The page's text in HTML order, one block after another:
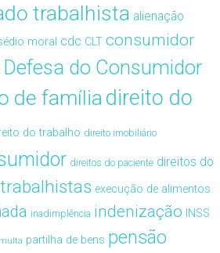
trabalhista alienação
moral cdc CLT consumidor
do Consumidor
de famíliadireito do
do trabalho direito imobiliário
direitos do paciente direitos do
execução de alimentos
inadimplência indenização INSS
multa partilha de bens pensão